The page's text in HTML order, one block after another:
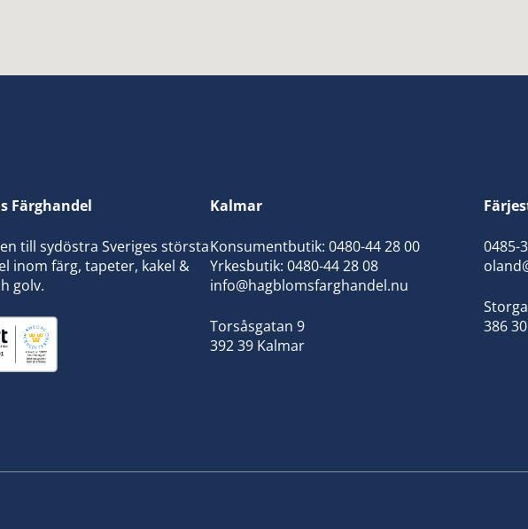
Färghandel
till sydöstra Sveriges största
inom färg, tapeter, kakel &
golv.
Kalmar
Konsumentbutik: 0480-44 28 00
Yrkesbutik: 0480-44 28 08
info@hagblomsfarghandel.nu
Torsåsgatan 9
392 39 Kalmar
0485-
386